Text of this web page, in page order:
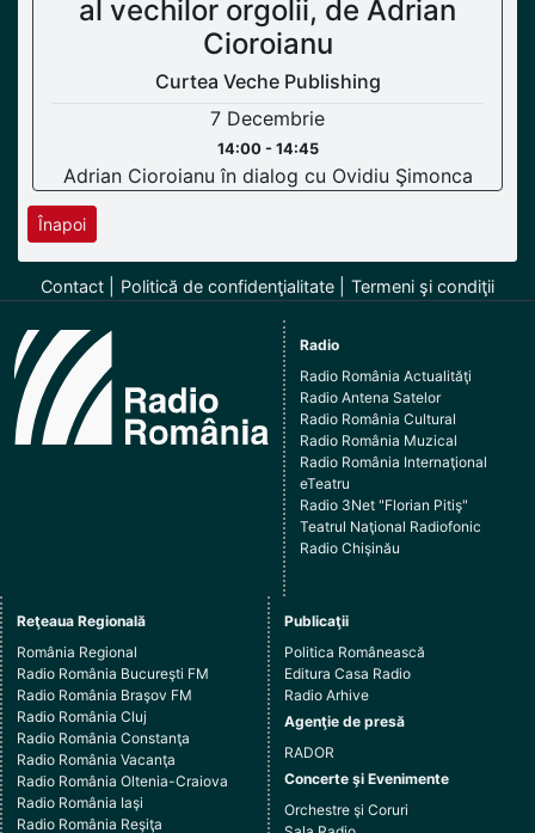
al vechilor orgolii, de Adrian
Cioroianu
Curtea Veche Publishing
7 Decembrie
14:00 - 14:45
Adrian Cioroianu în dialog cu Ovidiu Şimonca
Înapoi
Contact Politică de confidenţialitate Termeni şi condiţii
Radio
Radio România Actualităţi
Radio Antena Satelor
Radio România Cultural
Radio România Muzical
Radio România Internaţional
eTeatru
Radio 3Net "Florian Pitiş"
Teatrul Naţional Radiofonic
Radio Chişinău
Reţeaua Regională
România Regional
Radio România Bucureşti FM
Radio România Braşov FM
Radio România Cluj
Radio România Constanţa
Radio România Vacanţa
Radio România Oltenia-Craiova
Radio România Iaşi
Radio România Reşiţa
Publicaţii
Politica Românească
Editura Casa Radio
Radio Arhive
Agenţie de presă
RADOR
Concerte şi Evenimente
Orchestre şi Coruri